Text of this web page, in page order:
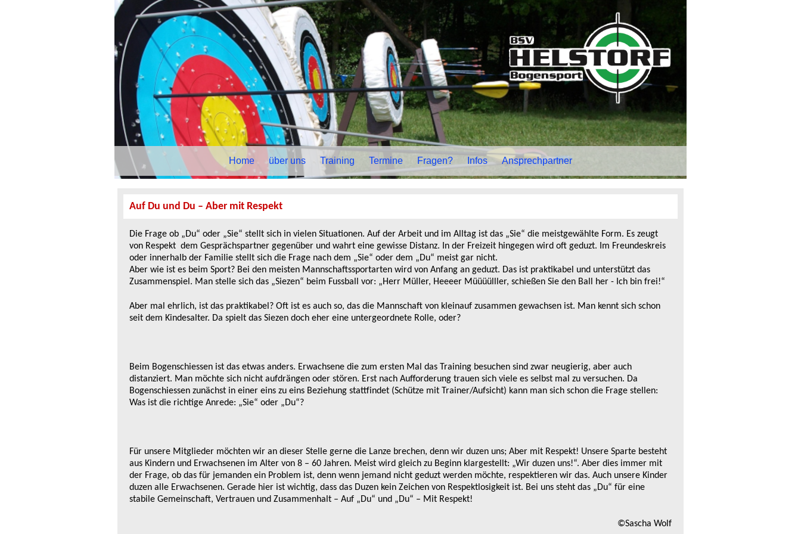
Navigation
überspringen
Home über uns Training Termine Fragen? Infos Ansprechpartner
Auf Du und Du – Aber mit Respekt
Die Frage ob „Du“ oder „Sie“ stellt sich in vielen Situationen. Auf der Arbeit und im Alltag ist das „Sie“ die meistgewählte Form. Es zeugt
von Respekt dem Gesprächspartner gegenüber und wahrt eine gewisse Distanz. In der Freizeit hingegen wird oft geduzt. Im Freundeskreis
oder innerhalb der Familie stellt sich die Frage nach dem „Sie“ oder dem „Du“ meist gar nicht.
Aber wie ist es beim Sport? Bei den meisten Mannschaftssportarten wird von Anfang an geduzt. Das ist praktikabel und unterstützt das
Zusammenspiel. Man stelle sich das „Siezen“ beim Fussball vor: „Herr Müller, Heeeer Müüüülller, schießen Sie den Ball her - Ich bin frei!“
Aber mal ehrlich, ist das praktikabel? Oft ist es auch so, das die Mannschaft von kleinauf zusammen gewachsen ist. Man kennt sich schon
seit dem Kindesalter. Da spielt das Siezen doch eher eine untergeordnete Rolle, oder?
Beim Bogenschiessen ist das etwas anders. Erwachsene die zum ersten Mal das Training besuchen sind zwar neugierig, aber auch
distanziert. Man möchte sich nicht aufdrängen oder stören. Erst nach Aufforderung trauen sich viele es selbst mal zu versuchen. Da
Bogenschiessen zunächst in einer eins zu eins Beziehung stattfindet (Schütze mit Trainer/Aufsicht) kann man sich schon die Frage stellen:
Was ist die richtige Anrede: „Sie“ oder „Du“?
Für unsere Mitglieder möchten wir an dieser Stelle gerne die Lanze brechen, denn wir duzen uns; Aber mit Respekt! Unsere Sparte besteht
aus Kindern und Erwachsenen im Alter von 8 – 60 Jahren. Meist wird gleich zu Beginn klargestellt: „Wir duzen uns!“. Aber dies immer mit
der Frage, ob das für jemanden ein Problem ist, denn wenn jemand nicht geduzt werden möchte, respektieren wir das. Auch unsere Kinder
duzen alle Erwachsenen. Gerade hier ist wichtig, dass das Duzen kein Zeichen von Respektlosigkeit ist. Bei uns steht das „Du“ für eine
stabile Gemeinschaft, Vertrauen und Zusammenhalt – Auf „Du“ und „Du“ – Mit Respekt!
©Sascha Wolf